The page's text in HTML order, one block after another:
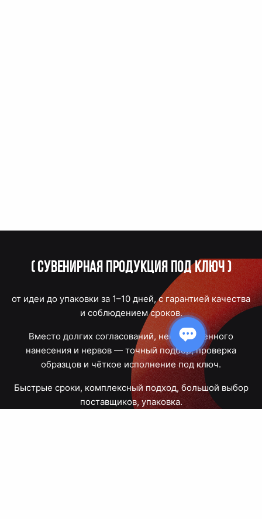
(Сувенирная продукция под ключ)
от идеи до упаковки за 1–10 дней, с гарантией качества
и соблюдением сроков.
Вместо долгих согласований, некачественного
нанесения и нервов — точный подбор, проверка
образцов и чёткое исполнение под ключ.
Быстрые сроки, комплексный подход, большой выбор
поставщиков, упаковка.